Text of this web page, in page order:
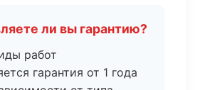
ли вы гарантию?
работ
гарантия от 1 года